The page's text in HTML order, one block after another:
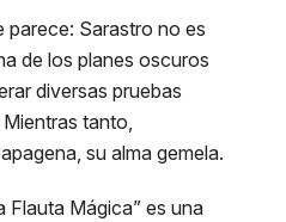
parece: Sarastro no es
de los planes oscuros
diversas pruebas
tanto,
su alma gemela.
Flauta Mágica” es una